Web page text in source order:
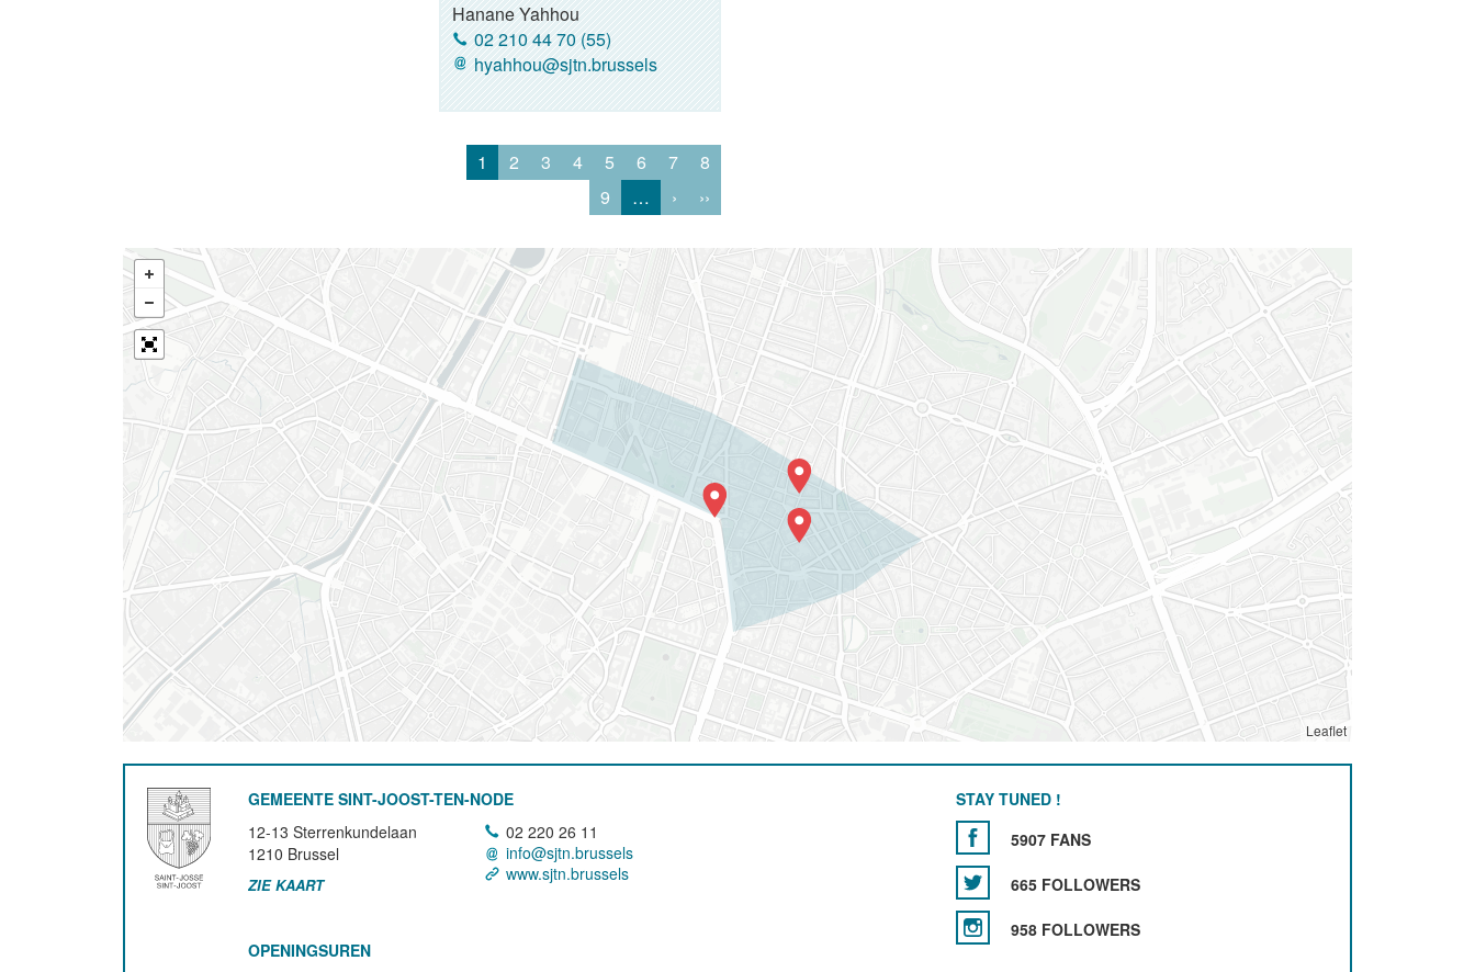
Hanane Yahhou
02 210 44 70 (55)
hyahhou@sjtn.brussels
1 2 3 4 5 6 7
8
9
… › ››
Leaflet
GEMEENTE SINT-JOOST-TEN-NODE
12-13 Sterrenkundelaan
1210 Brussel
ZIE KAART
02 220 26 11
info@sjtn.brussels
www.sjtn.brussels
OPENINGSUREN
STAY TUNED !
5907 FANS
665 FOLLOWERS
958 FOLLOWERS